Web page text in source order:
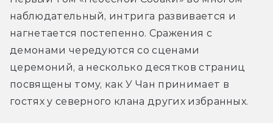
наблюдательный, интрига развивается и
нагнетается постепенно. Сражения с
демонами чередуются со сценами
церемоний, а несколько десятков страниц
посвящены тому, как У Чан принимает в
гостях у северного клана других избранных.